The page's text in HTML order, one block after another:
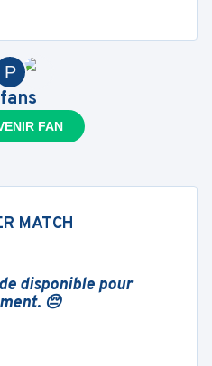
P
fans
FAN
MATCH
disponible pour
😔